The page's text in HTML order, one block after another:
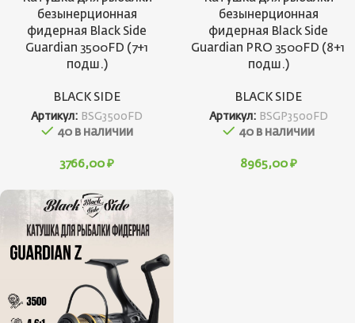
безынерционная
фидерная Black Side
Guardian 3500FD (7+1
подш.)
BLACK SIDE
Артикул: BSG3500FD
40 в наличии
3766,00 ₽
безынерционная
фидерная Black Side
Guardian PRO 3500FD (8+1
подш.)
BLACK SIDE
Артикул: BSGP3500FD
40 в наличии
8965,00 ₽